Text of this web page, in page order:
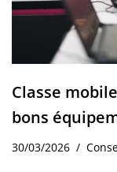
Classe
bons
30/03/2026